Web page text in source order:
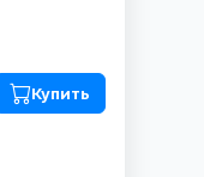
Купить